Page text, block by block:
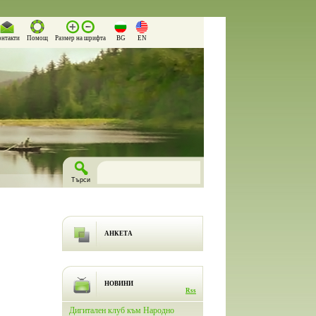
Помощ Размер на шрифта BG EN
АНКЕТА
НОВИНИ
Rss
Дигитален клуб към Народно